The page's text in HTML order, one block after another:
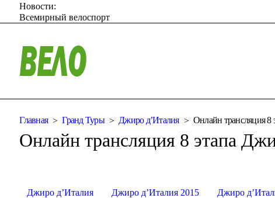
Новости:
Всемирный велоспорт
Главная Гранд Туры Джиро д’Италия Онлайн трансляция 8
Онлайн трансляция 8 этапа
Джиро д’Италия Джиро д’Италия 2015
Джиро